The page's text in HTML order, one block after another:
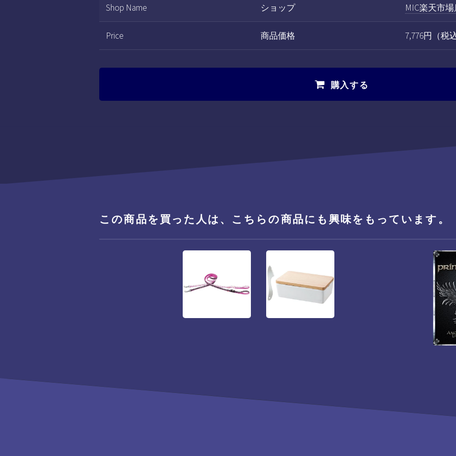
Shop Name ショップ MIC楽天市
Price 商品価格 7,776円（税
購入する
この商品を買った人は、こちらの商品にも興味をもっています。